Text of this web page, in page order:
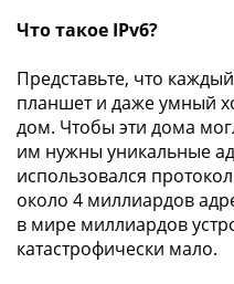
Что такое IPv6?
Представьте, что
планшет и даже умный
дом. Чтобы эти дома
им нужны уникальные
использовался
около 4 миллиардов
в мире миллиардов
катастрофически мало.